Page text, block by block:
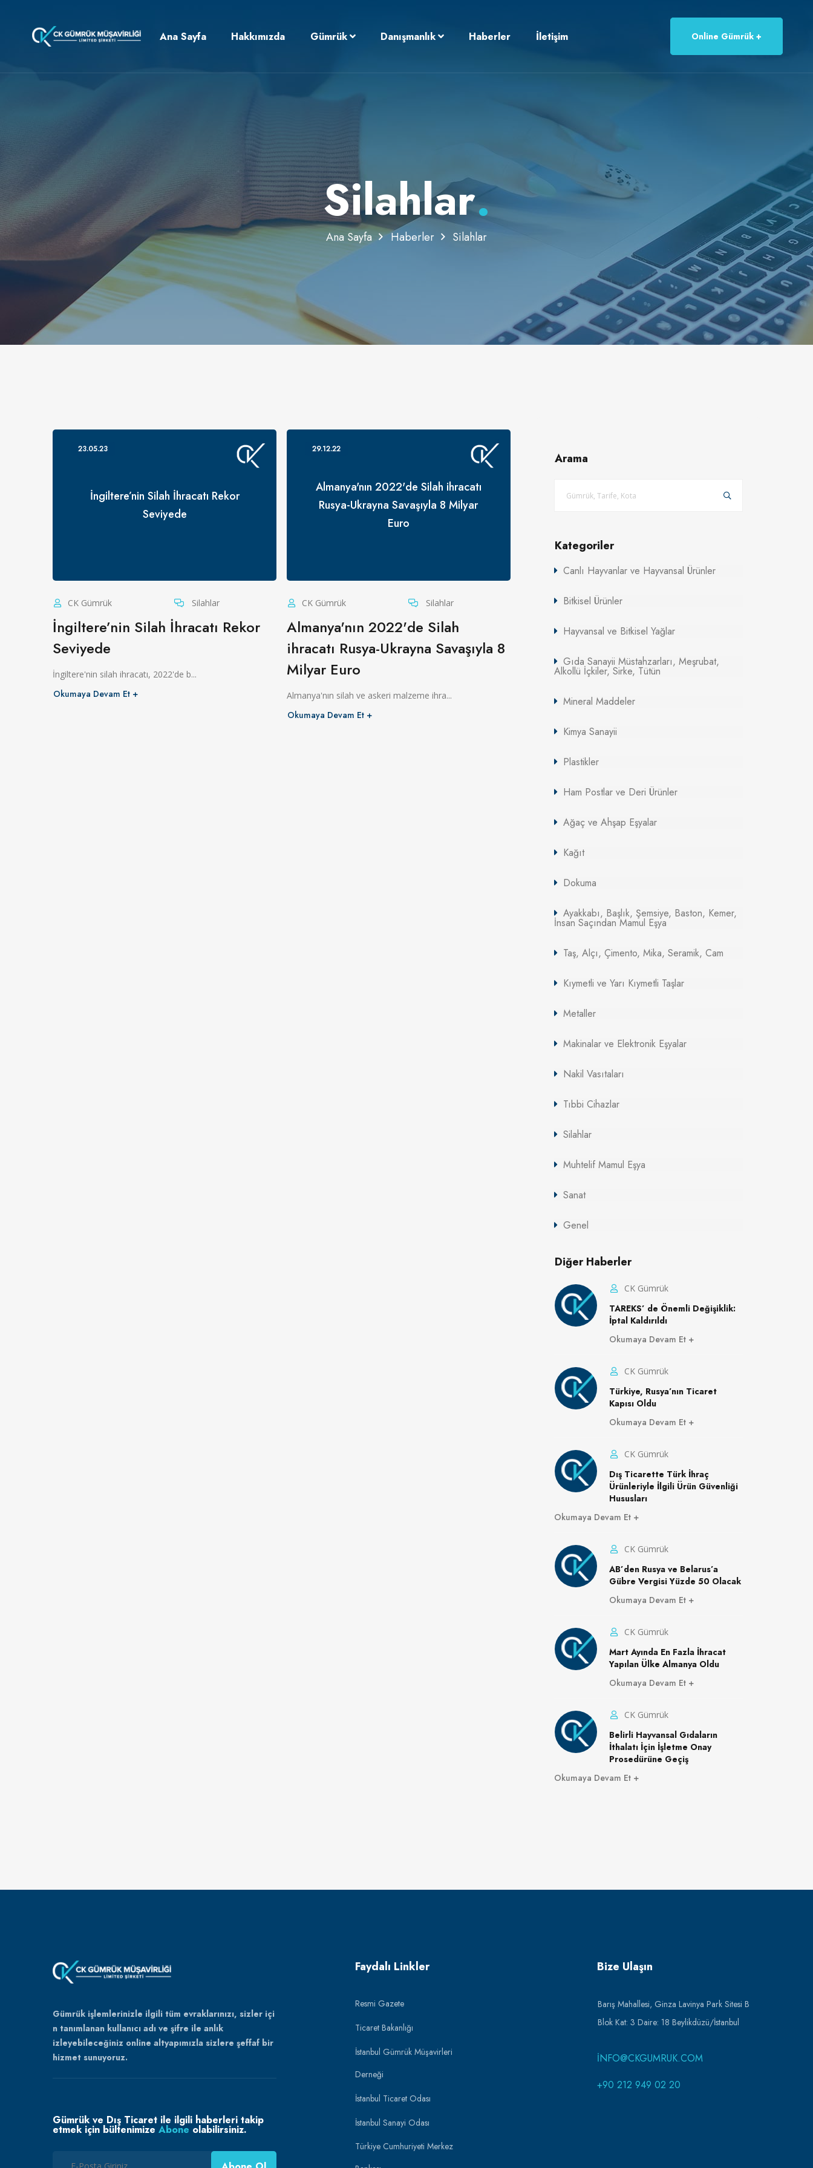
Ana Sayfa Hakkımızda Gümrük Danışmanlık Haberler İletişim Online Gümrük
Silahlar.
Ana Sayfa Haberler Silahlar
İngiltere’nin Silah İhracatı Rekor
Seviyede
23.05.23
CK Gümrük Silahlar
İngiltere’nin Silah İhracatı Rekor
Seviyede
İngiltere'nin silah ihracatı, 2022'de b...
Okumaya Devam Et
Almanya'nın 2022'de Silah ihracatı
Rusya-Ukrayna Savaşıyla 8 Milyar
Euro
29.12.22
CK Gümrük Silahlar
Almanya'nın 2022'de Silah
ihracatı Rusya-Ukrayna Savaşıyla 8
Milyar Euro
Almanya'nın silah ve askeri malzeme ihra...
Okumaya Devam Et
Arama
Kategoriler
Canlı Hayvanlar ve Hayvansal Ürünler
Bitkisel Ürünler
Hayvansal ve Bitkisel Yağlar
Gıda Sanayii Müstahzarları, Meşrubat,
Alkollü İçkiler, Sirke, Tütün
Mineral Maddeler
Kimya Sanayii
Plastikler
Ham Postlar ve Deri Ürünler
Ağaç ve Ahşap Eşyalar
Kağıt
Dokuma
Ayakkabı, Başlık, Şemsiye, Baston, Kemer,
İnsan Saçından Mamul Eşya
Taş, Alçı, Çimento, Mika, Seramik, Cam
Kıymetli ve Yarı Kıymetli Taşlar
Metaller
Makinalar ve Elektronik Eşyalar
Nakil Vasıtaları
Tıbbi Cihazlar
Silahlar
Muhtelif Mamul Eşya
Sanat
Genel
Diğer Haberler
CK Gümrük
TAREKS’ de Önemli Değişiklik:
İptal Kaldırıldı
Okumaya Devam Et
CK Gümrük
Türkiye, Rusya’nın Ticaret
Kapısı Oldu
Okumaya Devam Et
CK Gümrük
Dış Ticarette Türk İhraç
Ürünleriyle İlgili Ürün Güvenliği
Hususları
Okumaya Devam Et
CK Gümrük
AB’den Rusya ve Belarus’a
Gübre Vergisi Yüzde 50 Olacak
Okumaya Devam Et
CK Gümrük
Mart Ayında En Fazla İhracat
Yapılan Ülke Almanya Oldu
Okumaya Devam Et
CK Gümrük
Belirli Hayvansal Gıdaların
İthalatı İçin İşletme Onay
Prosedürüne Geçiş
Okumaya Devam Et
Gümrük işlemlerinizle ilgili tüm evraklarınızı, sizler içi
n tanımlanan kullanıcı adı ve şifre ile anlık
izleyebileceğiniz online altyapımızla sizlere şeffaf bir
hizmet sunuyoruz.
Gümrük ve Dış Ticaret ile ilgili haberleri takip
etmek için bültenimize Abone olabilirsiniz.
Faydalı Linkler
Resmi Gazete
Ticaret Bakanlığı
İstanbul Gümrük Müşavirleri
Derneği
İstanbul Ticaret Odası
İstanbul Sanayi Odası
Türkiye Cumhuriyeti Merkez
Bize Ulaşın
Barış Mahallesi, Ginza Lavinya Park Sitesi B
Blok Kat: 3 Daire: 18 Beylikdüzü/İstanbul
INFO@CKGUMRUK.COM
+90 212 949 02 20